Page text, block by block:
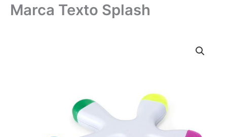
Marca Texto Splash